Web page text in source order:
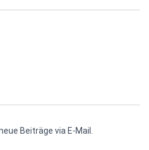
Beiträge via E-Mail.